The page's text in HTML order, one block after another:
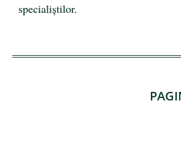
specialiştilor.